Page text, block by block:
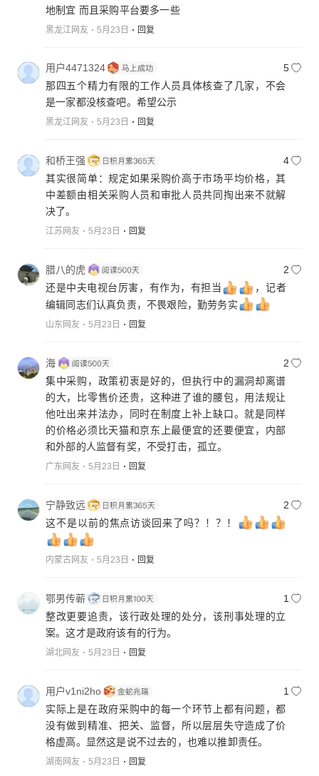
地制宜 而且采购平台要多一些
黑龙江网友 5月23日 回复
用户4471324
5
那四五个精力有限的工作人员具体核查了几家，不会
是一家都没核查吧。希望公示
黑龙江网友 5月23日 回复
和桥王强
4
其实很简单：规定如果采购价高于市场平均价格，其
中差额由相关采购人员和审批人员共同掏出来不就解
决了。
江苏网友 5月23日 回复
腊八的虎
2
还是中夫电视台厉害，有作为，有担当
，记者
编辑同志们认真负责，不畏艰险，勤劳务实
山东网友 5月23日 回复
海
2
集中采购，政策初衷是好的，但执行中的漏洞却离谱
的大，比零售价还贵，这种进了谁的腰包，用法规让
他吐出来并法办，同时在制度上补上缺口。就是同样
的价格必须比天猫和京东上最便宜的还要便宜，内部
和外部的人监督有奖，不受打击，孤立。
广东网友 5月23日 回复
宁静致远
2
这不是以前的焦点访谈回来了吗？！？！
内蒙古网友 5月23日 回复
鄂男传蕲
1
整改更要追责，该行政处理的处分，该刑事处理的立
案。这才是政府该有的行为。
湖北网友 5月23日 回复
用户v1ni2ho
1
实际上是在政府采购中的每一个环节上都有问题，都
没有做到精准、把关、监督，所以层层失守造成了价
格虚高。显然这是说不过去的，也难以推卸责任。
湖南网友 5月23日 回复